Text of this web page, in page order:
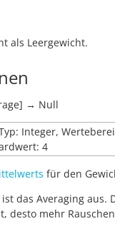
als Leergewicht.
] → Null
Integer,
4
für den
das Averaging aus.
desto mehr